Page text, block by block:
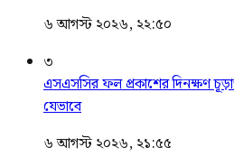
৬ আগস্ট ২০২৬, ২২:৫০
৩
এসএসসির ফল প্রকাশের দিনক্ষণ
যেভাবে
৬ আগস্ট ২০২৬, ২১:৫৫